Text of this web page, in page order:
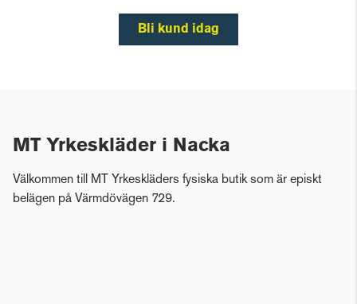
Bli kund idag
MT Yrkeskläder i Nacka
Välkommen till MT Yrkeskläders fysiska butik som är episkt
belägen på Värmdövägen 729.